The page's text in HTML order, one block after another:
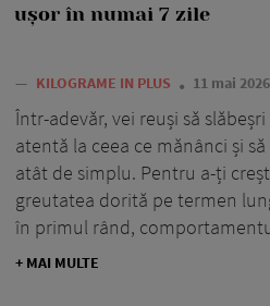
ușor în numai 7 zile
— KILOGRAME IN PLUS 11 mai 2026
Într-adevăr, vei reuși să
atentă la ceea ce mănânci și
atât de simplu. Pentru a-ți
greutatea dorită pe termen
în primul rând,
+ MAI MULTE